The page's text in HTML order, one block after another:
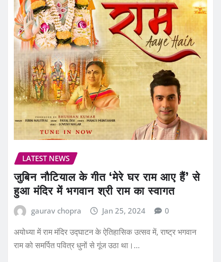
LATEST NEWS
जुबिन नौटियाल के गीत ‘मेरे घर राम आए हैं’ से
हुआ मंदिर में भगवान श्री राम का स्वागत
gaurav chopra Jan 25, 2024 0
अयोध्या में राम मंदिर उद्घाटन के ऐतिहासिक उत्सव में, राष्ट्र भगवान
राम को समर्पित पवित्र धुनों से गूंज उठा था।…